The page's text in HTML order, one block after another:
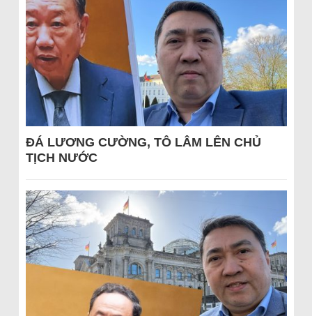
ĐÁ LƯƠNG CƯỜNG, TÔ LÂM LÊN CHỦ
TỊCH NƯỚC